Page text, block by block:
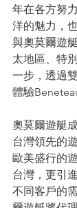
年在各方努
洋的魅力，
與奧莫爾遊
太地區、特
一步，透過
體驗
奧莫爾遊艇
台灣領先的
歐美盛行的
台灣，更引
不同客戶的